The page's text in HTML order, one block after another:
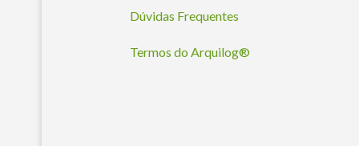
Dúvidas Frequentes
Termos do Arquilog®